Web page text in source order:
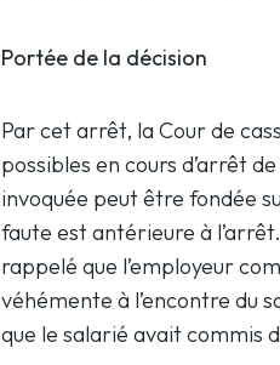
Portée de la décision
Par cet arrêt, la Cour de
possibles en cours d’arrêt
invoquée peut être fondée
faute est antérieure à
rappelé que l’employeur
véhémente à l’encontre du
que le salarié avait commis